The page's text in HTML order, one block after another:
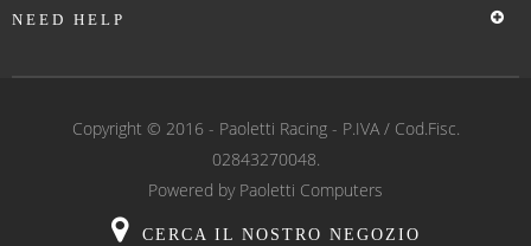
NEED HELP
Copyright © 2016 - Paoletti Racing- P.IVA / Cod.Fisc.
02843270048.
Powered by Paoletti Computers
CERCA IL NOSTRO NEGOZIO